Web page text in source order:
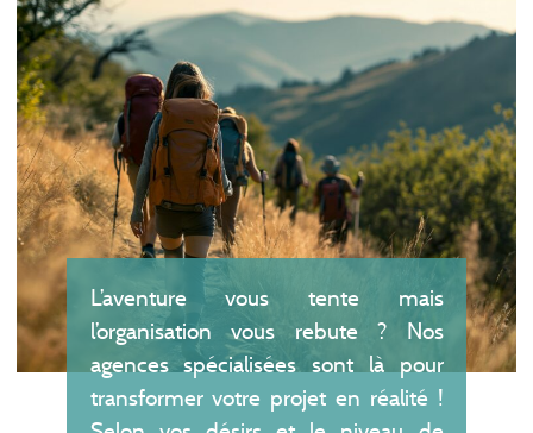
L’aventure vous tente mais
l’organisation vous rebute ? Nos
agences spécialisées sont là pour
transformer votre projet en réalité !